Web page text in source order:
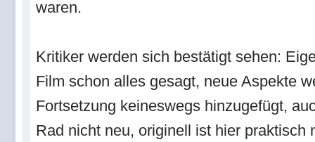
waren.
Kritiker werden sich bestätigt sehen:
Film schon alles gesagt, neue Aspekte
Fortsetzung keineswegs hinzugefügt,
Rad nicht neu, originell ist hier praktisch